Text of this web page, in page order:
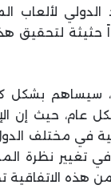
لألعاب
حثيثة لتحقيق
سيساهم
عام، حيث إن
في مختلف
تغيير نظرة
الاتفاقية